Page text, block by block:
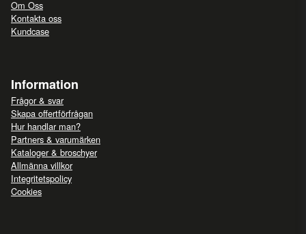
Om Oss
Kontakta oss
Kundcase
Information
Frågor & svar
Skapa offertförfrågan
Hur handlar man?
Partners & varumärken
Kataloger & broschyer
Allmänna villkor
Integritetspolicy
Cookies